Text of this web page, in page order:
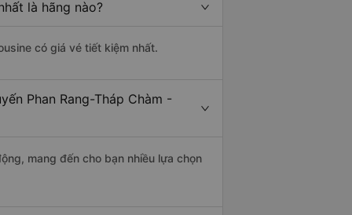
là hãng nào?
có giá vé tiết kiệm nhất.
Phan Rang-Tháp Chàm -
mang đến cho bạn nhiều lựa chọn